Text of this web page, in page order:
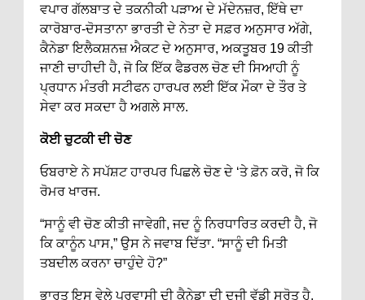
ਵਪਾਰ ਗੱਲਬਾਤ ਦੇ ਤਕਨੀਕੀ ਪੜਾਅ ਦੇ ਮੱਦੇਨਜ਼ਰ, ਇੱਥੇ ਦਾ
ਕਾਰੋਬਾਰ-ਦੋਸਤਾਨਾ ਭਾਰਤੀ ਦੇ ਨੇਤਾ ਦੇ ਸਫ਼ਰ ਅਨੁਸਾਰ ਅੱਗੇ,
ਕੈਨੇਡਾ ਇਲੈਕਸ਼ਨਜ਼ ਐਕਟ ਦੇ ਅਨੁਸਾਰ, ਅਕਤੂਬਰ 19 ਕੀਤੀ
ਜਾਣੀ ਚਾਹੀਦੀ ਹੈ, ਜੋ ਕਿ ਇੱਕ ਫੈਡਰਲ ਚੋਣ ਦੀ ਸਿਆਹੀ ਨੂੰ
ਪ੍ਰਧਾਨ ਮੰਤਰੀ ਸਟੀਫਨ ਹਾਰਪਰ ਲਈ ਇੱਕ ਮੌਕਾ ਦੇ ਤੌਰ ਤੇ
ਸੇਵਾ ਕਰ ਸਕਦਾ ਹੈ ਅਗਲੇ ਸਾਲ.
ਕੋਈ ਚੁਟਕੀ ਦੀ ਚੋਣ
ਓਬਰਾਏ ਨੇ ਸਪੱਸ਼ਟ ਹਾਰਪਰ ਪਿਛਲੇ ਚੋਣ ਦੇ ‘ਤੇ ਫ਼ੋਨ ਕਰੋ, ਜੋ ਕਿ
ਰੋਮਰ ਖਾਰਜ.
“ਸਾਨੂੰ ਵੀ ਚੋਣ ਕੀਤੀ ਜਾਵੇਗੀ, ਜਦ ਨੂੰ ਨਿਰਧਾਰਿਤ ਕਰਦੀ ਹੈ, ਜੋ
ਕਿ ਕਾਨੂੰਨ ਪਾਸ,” ਉਸ ਨੇ ਜਵਾਬ ਦਿੱਤਾ. “ਸਾਨੂੰ ਦੀ ਮਿਤੀ
ਤਬਦੀਲ ਕਰਨਾ ਚਾਹੁੰਦੇ ਹੋ?”
ਭਾਰਤ ਇਸ ਵੇਲੇ ਪਰਵਾਸੀ ਦੀ ਕੈਨੇਡਾ ਦੀ ਦੂਜੀ ਵੱਡੀ ਸਰੋਤ ਹੈ,